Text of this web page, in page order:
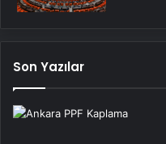
Son Yazılar